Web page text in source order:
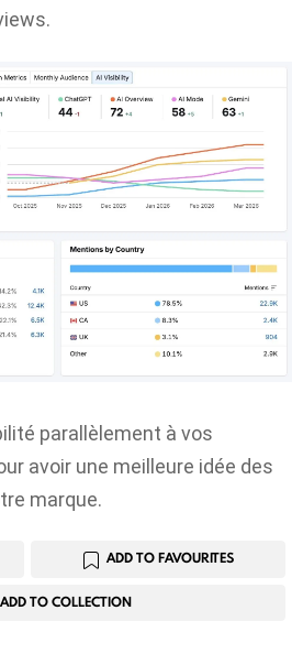
parallèlement à vos
avoir une meilleure idée des
marque.
ADD TO FAVOURITES
ADD TO COLLECTION